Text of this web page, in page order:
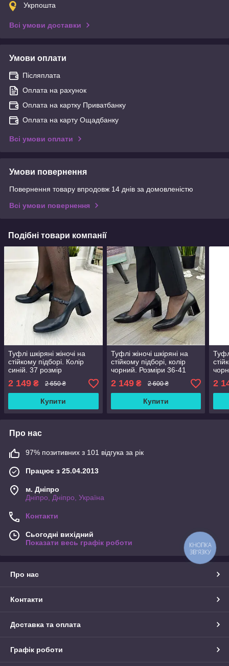
Укрпошта
Всі умови доставки
Умови оплати
Післяплата
Оплата на рахунок
Оплата на картку Приватбанку
Оплата на карту Ощадбанку
Всі умови оплати
Умови повернення
Повернення товару впродовж 14 днів за домовленістю
Всі умови повернення
Подібні товари компанії
Туфлі шкіряні жіночі на
стійкому підборі. Колір
синій. 37 розмір
2 149 ₴ 2 650 ₴
Купити
Туфлі жіночі шкіряні на
стійкому підборі, колір
чорний. Розміри 36-41
2 149₴ 2 600 ₴
Купити
2
Про нас
97% позитивних з 101 відгука за рік
Працює з 25.04.2013
м. Дніпро
Дніпро, Дніпро, Україна
Контакти
Сьогодні вихідний
Показати весь графік роботи
Про нас
Контакти
Доставка та оплата
Графік роботи
КНОПКА
ЗВ'ЯЗКУ